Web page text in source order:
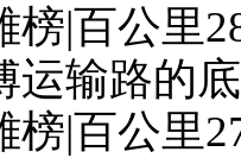
榜|百公里
运输路的
榜|百公里